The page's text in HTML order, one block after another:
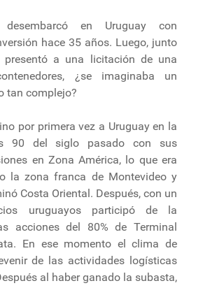
en Uruguay con
hace 35 años. Luego, junto
presentó a una licitación de una
¿se imaginaba un
tan complejo?
por primera vez a Uruguay en la
90 del siglo pasado con sus
en Zona América, lo que era
la zona franca de Montevideo y
Costa Oriental. Después, con un
uruguayos participó de la
acciones del 80% de Terminal
En ese momento el clima de
de las actividades logísticas
al haber ganado la subasta,